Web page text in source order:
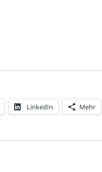
LinkedIn Mehr